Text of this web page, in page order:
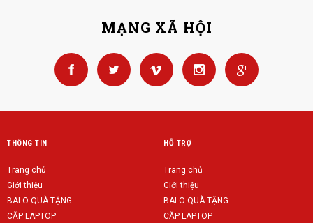
MẠNG XÃ HỘI
THÔNG TIN
Trang chủ
Giới thiệu
BALO QUÀ TẶNG
CẶP LAPTOP
HỖ TRỢ
Trang chủ
Giới thiệu
BALO QUÀ TẶNG
CẶP LAPTOP